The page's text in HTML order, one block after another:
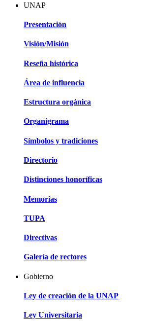
UNAP
Presentación
Visión/Misión
Reseña histórica
Área de influencia
Estructura orgánica
Organigrama
Símbolos y tradiciones
Directorio
Distinciones honoríficas
Memorias
TUPA
Directivas
Galería de rectores
Gobierno
Ley de creación de la UNAP
Ley Universitaria